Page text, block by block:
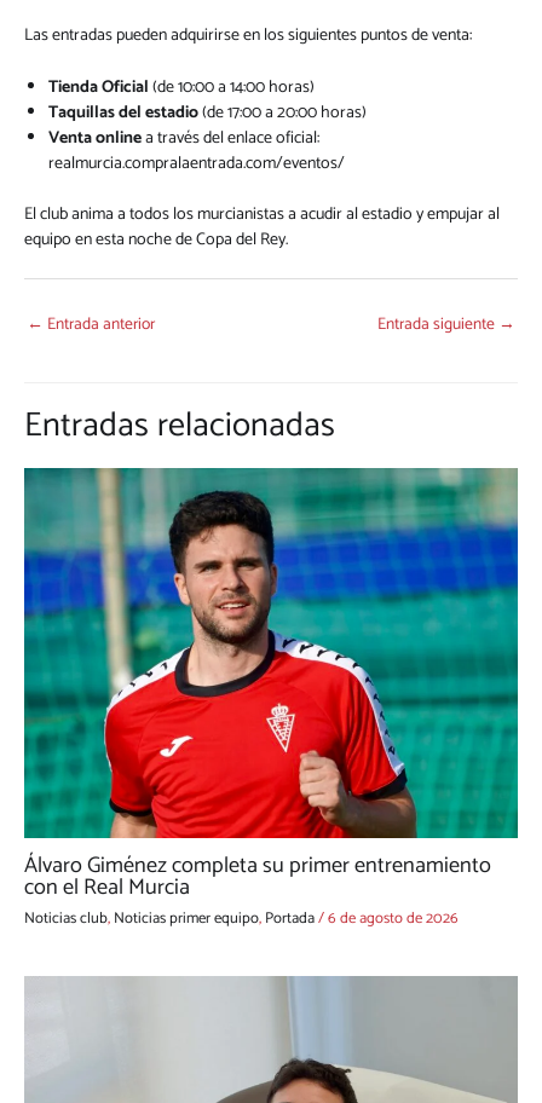
Las entradas pueden adquirirse en los siguientes puntos de venta:
Tienda Oficial(de 10:00 a 14:00 horas)
Taquillas del estadio(de 17:00 a 20:00 horas)
Venta onlinea través del enlace oficial:
realmurcia.compralaentrada.com/eventos/
El club anima a todos los murcianistas a acudir al estadio y empujar al
equipo en esta noche de Copa del Rey.
← Entrada anterior Entrada siguiente →
Entradas relacionadas
Álvaro Giménez completa su primer entrenamiento
con el Real Murcia
Noticias club,Noticias primer equipo,Portada/6 de agosto de 2026